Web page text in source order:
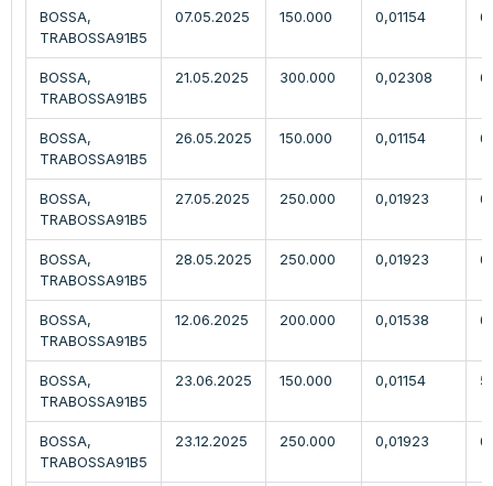
BOSSA,
TRABOSSA91B5
07.05.2025 150.000 0,01154
BOSSA,
TRABOSSA91B5
21.05.2025 300.000 0,02308
BOSSA,
TRABOSSA91B5
26.05.2025 150.000 0,01154
BOSSA,
TRABOSSA91B5
27.05.2025 250.000 0,01923
BOSSA,
TRABOSSA91B5
28.05.2025 250.000 0,01923
BOSSA,
TRABOSSA91B5
12.06.2025 200.000 0,01538
BOSSA,
TRABOSSA91B5
23.06.2025 150.000 0,01154
BOSSA,
TRABOSSA91B5
23.12.2025 250.000 0,01923